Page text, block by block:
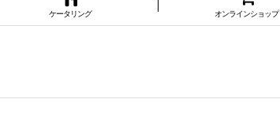
ケータリング オンラインショップ